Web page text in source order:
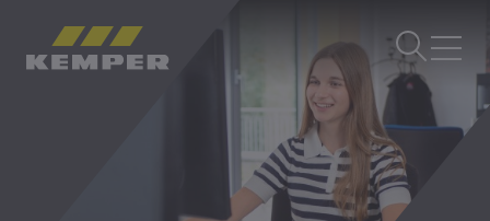
DE| DE Sprachwechsler